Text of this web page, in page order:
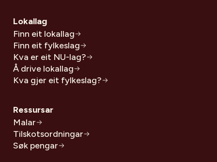
Lokallag
Finn eit lokallag
Finn eit fylkeslag
Kva er eit NU-lag?
Å drive lokallag
Kva gjer eit fylkeslag?
Ressursar
Malar
Tilskotsordningar
Søk pengar